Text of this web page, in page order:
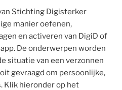
Stichting Digisterker
manier oefenen,
en activeren van DigiD of
De onderwerpen worden
situatie van een verzonnen
gevraagd om persoonlijke,
Klik hieronder op het